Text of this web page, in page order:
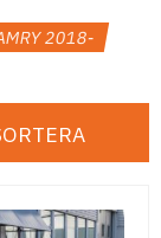
2018-